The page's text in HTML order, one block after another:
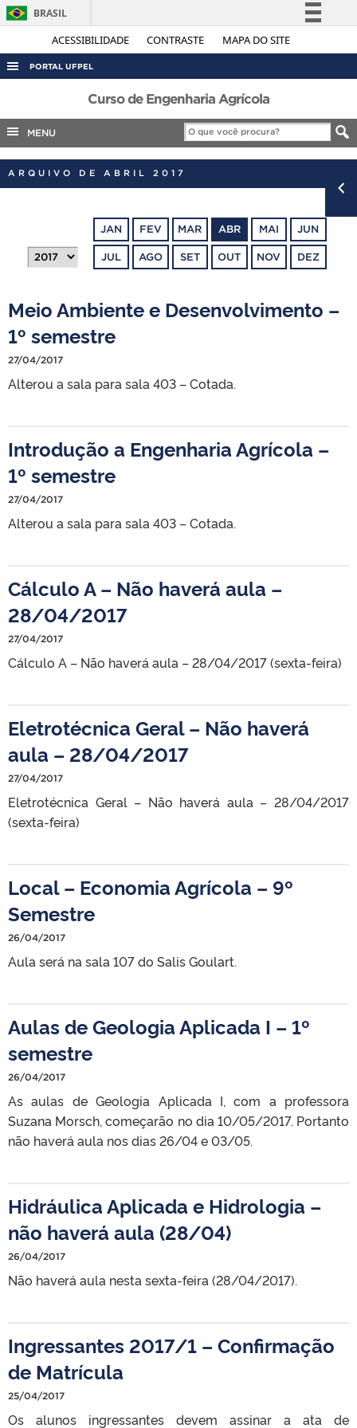
ACESSIBILIDADE CONTRASTE MAPA DO SITE
BRASIL
Simplifique!
Acesso à informação
Legislação
Canais
PORTAL UFPEL
ACESSO À INFORMAÇÃO
AUDITORIA
COBALTO
CONCURSOS
OUVIDORIA
TELEFONES
Curso de Engenharia Agrícola
MENU
ARQUIVO DE ABRIL 2017
JAN FEV MAR ABR MAI JUN
JUL AGO SET OUT NOV DEZ
Meio Ambiente e Desenvolvimento –
1º semestre
27/04/2017
Alterou a sala para sala 403 – Cotada.
Introdução a Engenharia Agrícola –
1º semestre
27/04/2017
Alterou a sala para sala 403 – Cotada.
Cálculo A – Não haverá aula –
28/04/2017
27/04/2017
Cálculo A – Não haverá aula – 28/04/2017 (sexta-feira)
Eletrotécnica Geral – Não haverá
aula – 28/04/2017
27/04/2017
Eletrotécnica Geral – Não haverá aula – 28/04/2017
(sexta-feira)
Local – Economia Agrícola – 9º
Semestre
26/04/2017
Aula será na sala 107 do Salis Goulart.
Aulas de Geologia Aplicada I – 1º
semestre
26/04/2017
As aulas de Geologia Aplicada I, com a professora
Suzana Morsch, começarão no dia 10/05/2017. Portanto
não haverá aula nos dias 26/04 e 03/05.
Hidráulica Aplicada e Hidrologia –
não haverá aula (28/04)
26/04/2017
Não haverá aula nesta sexta-feira (28/04/2017).
Ingressantes 2017/1 – Confirmação
de Matrícula
25/04/2017
Os alunos ingressantes devem assinar a ata de